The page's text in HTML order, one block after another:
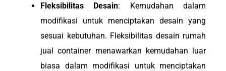
Fleksibilitas Desain: Kemudahan dalam
modifikasi untuk menciptakan desain yang
sesuai kebutuhan. Fleksibilitas desain rumah
jual container menawarkan kemudahan luar
biasa dalam modifikasi untuk menciptakan